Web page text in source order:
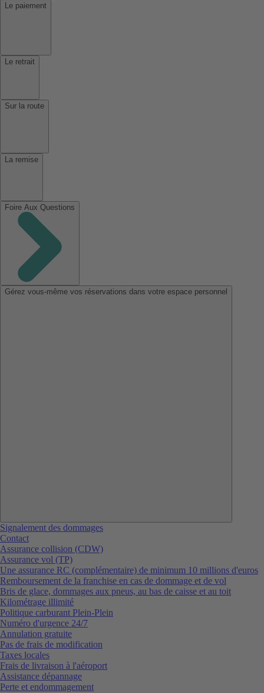
Le paiement
Le retrait
Sur la route
La remise
Foire Aux Questions
Gérez vous-même vos réservations dans votre espace personnel
Signalement des dommages
Contact
Assurance collision (CDW)
Assurance vol (TP)
Une assurance RC (complémentaire) de minimum 10 millions d'euros
Remboursement de la franchise en cas de dommage et de vol
Bris de glace, dommages aux pneus, au bas de caisse et au toit
Kilométrage illimité
Politique carburant Plein-Plein
Numéro d'urgence 24/7
Annulation gratuite
Pas de frais de modification
Taxes locales
Frais de livraison à l'aéroport
Assistance dépannage
Perte et endommagement